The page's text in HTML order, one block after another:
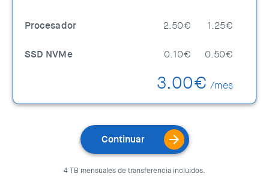
Procesador 2.50€ 1.25€
SSD NVMe 0.10€ 0.50€
3.00€ /mes
Continuar
4 TB mensuales de transferencia incluidos.